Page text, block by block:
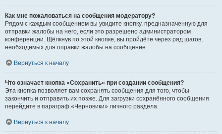
Как мне пожаловаться на сообщения модератору?
Рядом с каждым сообщением вы увидите кнопку, предназначенную для
отправки жалобы на него, если это разрешено администратором
конференции. Щёлкнув по этой кнопке, вы пройдёте через ряд шагов,
необходимых для оправки жалобы на сообщение.
Вернуться к началу
Что означает кнопка «Сохранить» при создании сообщения?
Эта кнопка позволяет вам сохранять сообщения для того, чтобы
закончить и отправить их позже. Для загрузки сохранённого сообщения
перейдите в параграф «Черновики» личного раздела.
Вернуться к началу